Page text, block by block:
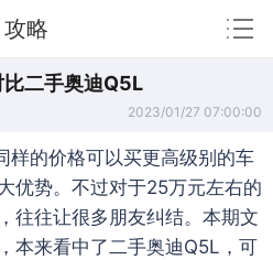
攻略
二手奥迪Q5L
2023/01/27 07:00:00
的价格可以买更高级别的车
优势。不过对于25万元左右的
往往让很多朋友纠结。本期文
本来看中了二手奥迪Q5L，可